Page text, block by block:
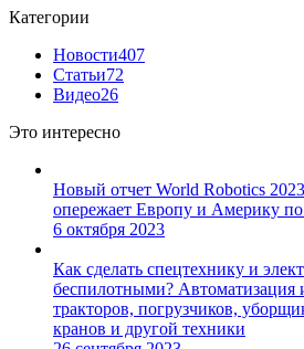
Категории
Новости407
Статьи72
Видео26
Это интересно
Новый отчет World Robotics
опережает Европу и Америку
6 октября 2023
Как сделать спецтехнику и
беспилотными? Автоматизация
тракторов, погрузчиков,
кранов и другой техники